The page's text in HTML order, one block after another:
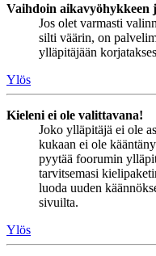
Vaihdoin aikavyöhykkeen
Jos olet varmasti
silti väärin, on
ylläpitäjään
Ylös
Kieleni ei ole valittavana!
Joko ylläpitäjä ei ole
kukaan ei ole
pyytää foorumin
tarvitsemasi
luoda uuden
sivuilta.
Ylös